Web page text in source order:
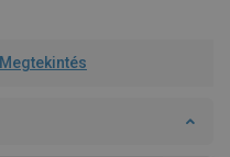
Megtekintés